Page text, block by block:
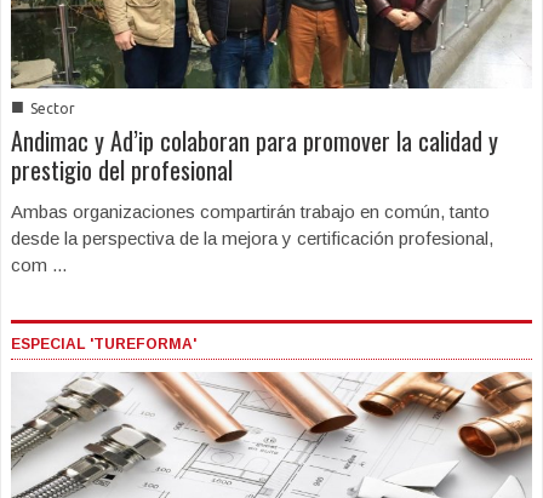
■ Sector
Andimac y Ad’ip colaboran para promover la calidad y
prestigio del profesional
Ambas organizaciones compartirán trabajo en común, tanto
desde la perspectiva de la mejora y certificación profesional,
com ...
ESPECIAL 'TUREFORMA'